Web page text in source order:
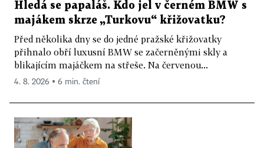
Hledá se papaláš. Kdo jel v černém BMW s
majákem skrze „Turkovu“ křižovatku?
Před několika dny se do jedné pražské křižovatky
přihnalo obří luxusní BMW se začerněnými skly a
blikajícím majáčkem na střeše. Na červenou...
4. 8. 2026 ▪ 6 min. čtení